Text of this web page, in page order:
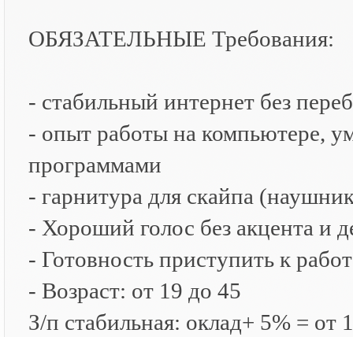
ОБЯЗАТЕЛЬНЫЕ Требования:
- стабильный интернет без
- опыт работы на компьютере,
программами
- гарнитура для скайпа
- Хороший голос без акцента и
- Готовность приступить к
- Возраст: от 19 до 45
З/п стабильная: оклад+ 5% = от